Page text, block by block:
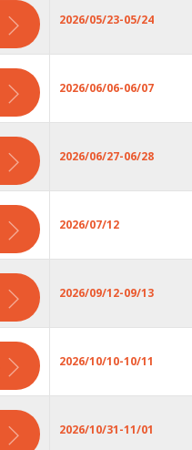
2026/05/23-05/24
2026/06/06-06/07
2026/06/27-06/28
2026/07/12
2026/09/12-09/13
2026/10/10-10/11
2026/10/31-11/01